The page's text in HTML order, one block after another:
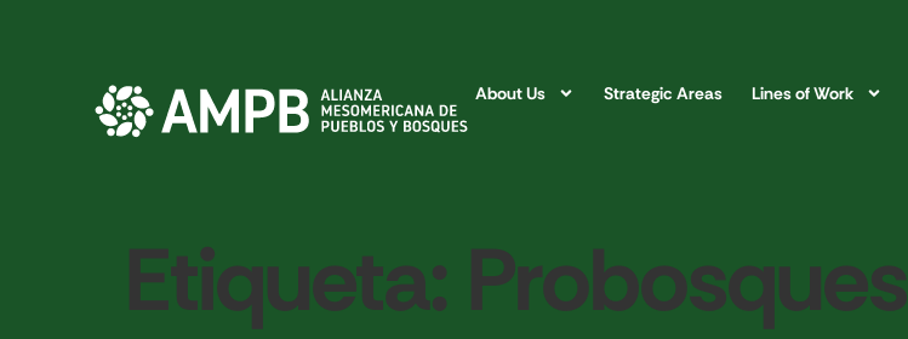
About Us Strategic Areas Lines of Work
Etiqueta: Probosques